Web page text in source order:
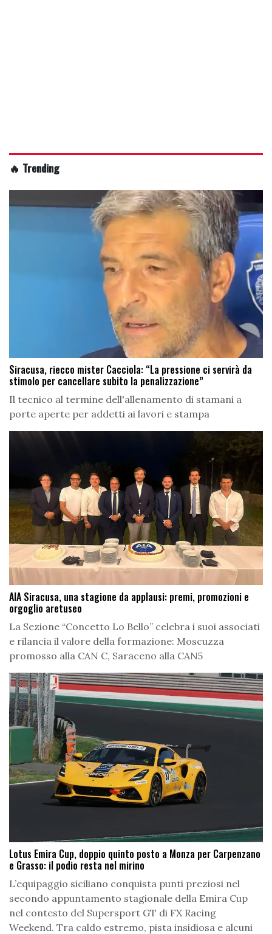
🔥 Trending
Siracusa, riecco mister Cacciola: “La pressione ci servirà da
stimolo per cancellare subito la penalizzazione”
Il tecnico al termine dell'allenamento di stamani a
porte aperte per addetti ai lavori e stampa
AIA Siracusa, una stagione da applausi: premi, promozioni e
orgoglio aretuseo
La Sezione “Concetto Lo Bello” celebra i suoi associati
e rilancia il valore della formazione: Moscuzza
promosso alla CAN C, Saraceno alla CAN5
Lotus Emira Cup, doppio quinto posto a Monza per Carpenzano
e Grasso: il podio resta nel mirino
L’equipaggio siciliano conquista punti preziosi nel
secondo appuntamento stagionale della Emira Cup
nel contesto del Supersport GT di FX Racing
Weekend. Tra caldo estremo, pista insidiosa e alcuni